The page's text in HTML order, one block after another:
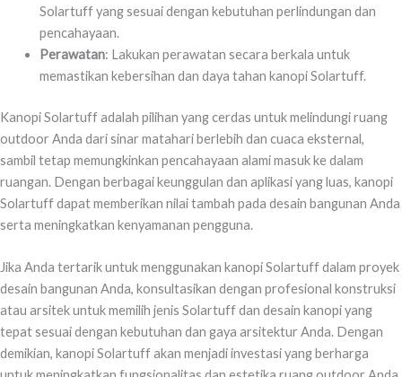
Solartuff yang sesuai dengan kebutuhan perlindungan dan
pencahayaan.
Perawatan: Lakukan perawatan secara berkala untuk
memastikan kebersihan dan daya tahan kanopi Solartuff.
Kanopi Solartuff adalah pilihan yang cerdas untuk melindungi ruang
outdoor Anda dari sinar matahari berlebih dan cuaca eksternal,
sambil tetap memungkinkan pencahayaan alami masuk ke dalam
ruangan. Dengan berbagai keunggulan dan aplikasi yang luas, kanopi
Solartuff dapat memberikan nilai tambah pada desain bangunan Anda
serta meningkatkan kenyamanan pengguna.
Jika Anda tertarik untuk menggunakan kanopi Solartuff dalam proyek
desain bangunan Anda, konsultasikan dengan profesional konstruksi
atau arsitek untuk memilih jenis Solartuff dan desain kanopi yang
tepat sesuai dengan kebutuhan dan gaya arsitektur Anda. Dengan
demikian, kanopi Solartuff akan menjadi investasi yang berharga